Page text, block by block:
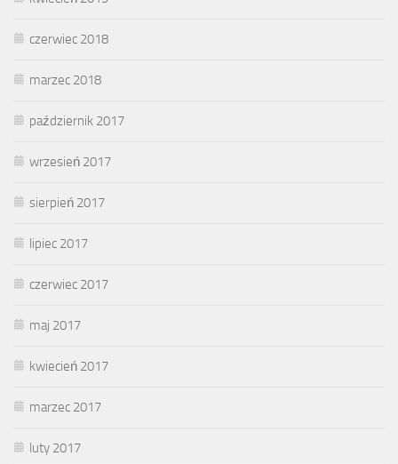
czerwiec 2018
marzec 2018
październik 2017
wrzesień 2017
sierpień 2017
lipiec 2017
czerwiec 2017
maj 2017
kwiecień 2017
marzec 2017
luty 2017